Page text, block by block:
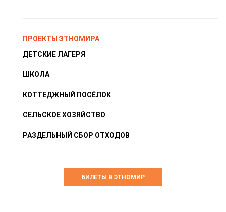
ПРОЕКТЫ ЭТНОМИРА
ДЕТСКИЕ ЛАГЕРЯ
ШКОЛА
КОТТЕДЖНЫЙ ПОСЁЛОК
СЕЛЬСКОЕ ХОЗЯЙСТВО
РАЗДЕЛЬНЫЙ СБОР ОТХОДОВ
БИЛЕТЫ В ЭТНОМИР